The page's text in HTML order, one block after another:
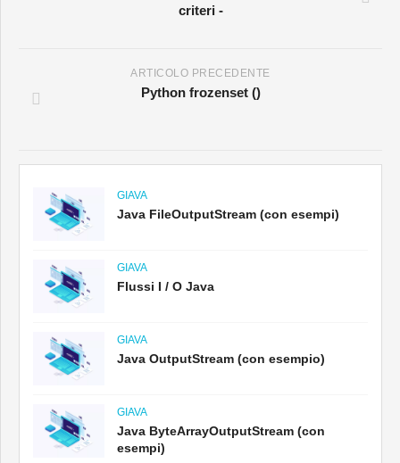
criteri -
ARTICOLO PRECEDENTE
Python frozenset ()
GIAVA
Java FileOutputStream (con esempi)
GIAVA
Flussi I / O Java
GIAVA
Java OutputStream (con esempio)
GIAVA
Java ByteArrayOutputStream (con
esempi)